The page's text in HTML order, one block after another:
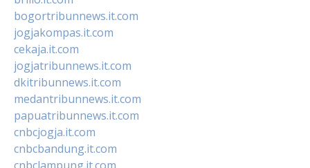
bogortribunnews.it.com
jogjakompas.it.com
cekaja.it.com
jogjatribunnews.it.com
dkitribunnews.it.com
medantribunnews.it.com
papuatribunnews.it.com
cnbcjogja.it.com
cnbcbandung.it.com
cnbclampung.it.com